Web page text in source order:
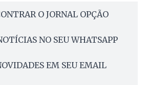
O JORNAL OPÇÃO
NO SEU WHATSAPP
EM SEU EMAIL